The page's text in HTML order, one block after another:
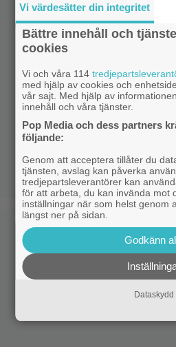
Vi värdesätter din integritet
Bättre innehåll och
cookies
Vi och våra 114
med hjälp av cookies och
vår sajt. Med hjälp av
innehåll och våra tjänster.
Pop Media och dess partners
följande:
Genom att acceptera tillåter du
tjänsten, avslag kan påverka
tredjepartsleverantörer kan
för att arbeta, du kan invända mot
inställningar när som helst genom
längst ner på sidan.
Godkänn
Dataskydd